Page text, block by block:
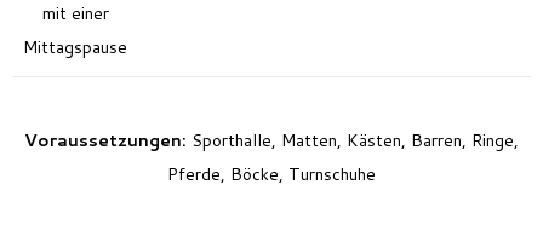
mit einer
Mittagspause
Voraussetzungen: Sporthalle, Matten, Kästen, Barren, Ringe,
Pferde, Böcke, Turnschuhe